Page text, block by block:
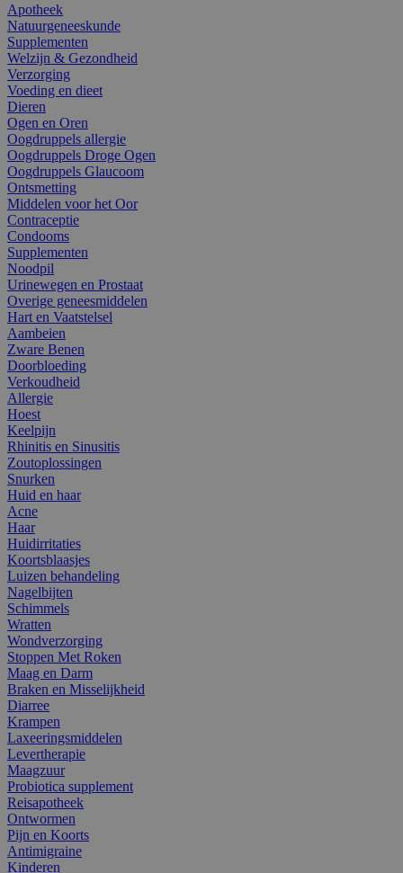
Apotheek
Natuurgeneeskunde
Supplementen
Welzijn & Gezondheid
Verzorging
Voeding en dieet
Dieren
Ogen en Oren
Oogdruppels allergie
Oogdruppels Droge Ogen
Oogdruppels Glaucoom
Ontsmetting
Middelen voor het Oor
Contraceptie
Condooms
Supplementen
Noodpil
Urinewegen en Prostaat
Overige geneesmiddelen
Hart en Vaatstelsel
Aambeien
Zware Benen
Doorbloeding
Verkoudheid
Allergie
Hoest
Keelpijn
Rhinitis en Sinusitis
Zoutoplossingen
Snurken
Huid en haar
Acne
Haar
Huidirritaties
Koortsblaasjes
Luizen behandeling
Nagelbijten
Schimmels
Wratten
Wondverzorging
Stoppen Met Roken
Maag en Darm
Braken en Misselijkheid
Diarree
Krampen
Laxeeringsmiddelen
Levertherapie
Maagzuur
Probiotica supplement
Reisapotheek
Ontwormen
Pijn en Koorts
Antimigraine
Kinderen